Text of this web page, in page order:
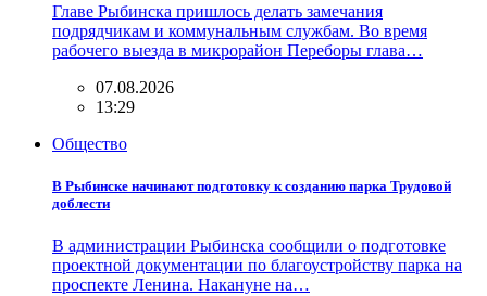
Главе Рыбинска пришлось делать замечания
подрядчикам и коммунальным службам. Во время
рабочего выезда в микрорайон Переборы глава…
07.08.2026
13:29
Общество
В Рыбинске начинают подготовку к созданию парка Трудовой
доблести
В администрации Рыбинска сообщили о подготовке
проектной документации по благоустройству парка на
проспекте Ленина. Накануне на…